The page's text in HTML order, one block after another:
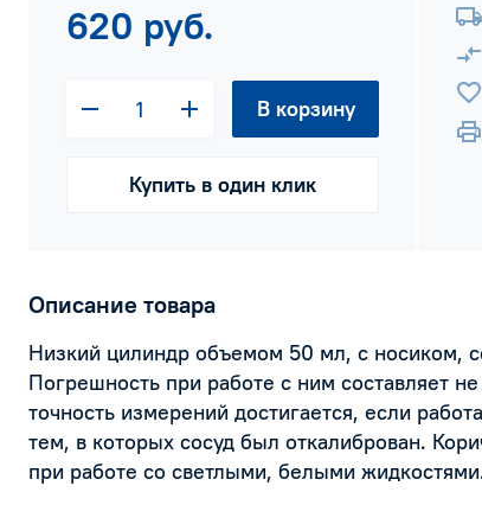
620 руб.
В корзину
Купить в один клик
Описание товара
Низкий цилиндр объемом 50 мл, с носиком,
Погрешность при работе с ним составляет
точность измерений достигается, если
тем, в которых сосуд был откалиброван.
при работе со светлыми, белыми